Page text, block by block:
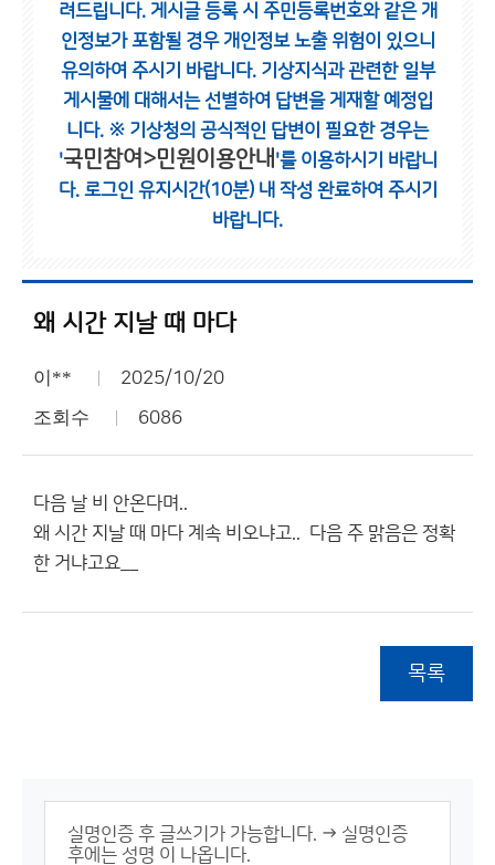
려드립니다. 게시글 등록 시 주민등록번호와 같은 개
인정보가 포함될 경우 개인정보 노출 위험이 있으니
유의하여 주시기 바랍니다. 기상지식과 관련한 일부
게시물에 대해서는 선별하여 답변을 게재할 예정입
니다. ※ 기상청의 공식적인 답변이 필요한 경우는
'국민참여>민원이용안내 '를 이용하시기 바랍니
다. 로그인 유지시간(10분) 내 작성 완료하여 주시기
바랍니다.
왜 시간 지날 때 마다
이** 2025/10/20
조회수 6086
다음 날 비 안온다며..
왜 시간 지날 때 마다 계속 비오냐고.. 다음 주 맑음은 정확
한 거냐고요__
목록